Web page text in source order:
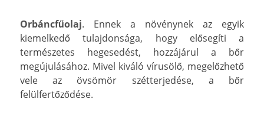
Orbáncfűolaj. Ennek a növénynek az egyik
kiemelkedő tulajdonsága, hogy elősegíti a
természetes hegesedést, hozzájárul a bőr
megújulásához. Mivel kiváló vírusölő, megelőzhető
vele az övsömör szétterjedése, a bőr
felülfertőződése.